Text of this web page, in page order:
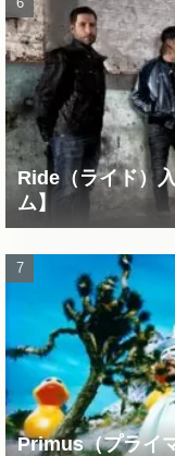
Ride（ライド）
ム】
Primus（プライ